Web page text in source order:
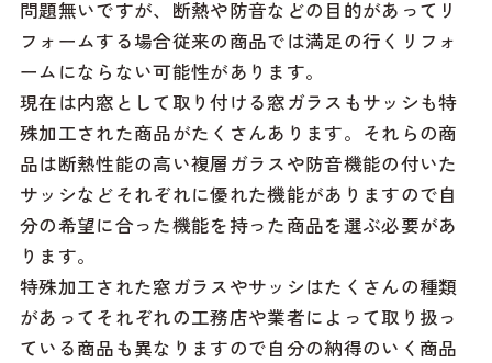
問題無いですが、断熱や防音などの目的があってリ
フォームする場合従来の商品では満足の行くリフォ
ームにならない可能性があります。
現在は内窓として取り付ける窓ガラスもサッシも特
殊加工された商品がたくさんあります。それらの商
品は断熱性能の高い複層ガラスや防音機能の付いた
サッシなどそれぞれに優れた機能がありますので自
分の希望に合った機能を持った商品を選ぶ必要があ
ります。
特殊加工された窓ガラスやサッシはたくさんの種類
があってそれぞれの工務店や業者によって取り扱っ
ている商品も異なりますので自分の納得のいく商品